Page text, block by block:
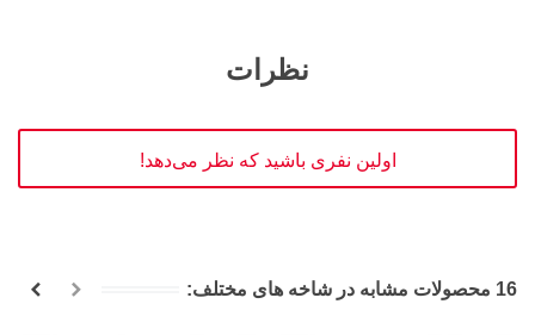
نظرات
اولین نفری باشید که نظر می‌دهد!
16 محصولات مشابه در شاخه های مختلف: